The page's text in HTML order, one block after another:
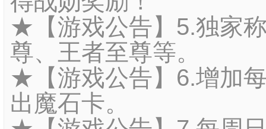
★【游戏公告】5.独家
尊、王者至尊等。
★【游戏公告】6.增加
出魔石卡。